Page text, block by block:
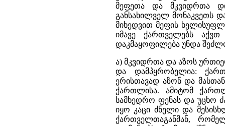
მეფეთა და მკვიდრთა
განსახილველ მონაკვეთს
მიხედვით მეფის
იმავე ქართველებს
დაკმაყოფილება უნდა
ა) მკვიდრთა და აზოს
და დამპყრობელია:
ერისთავად აზონ და
ქართლისა. ამიტომ
სამხედრო ფენას და უცხო
იყო კაცი ძნელი და
ქართველთაგანმან,